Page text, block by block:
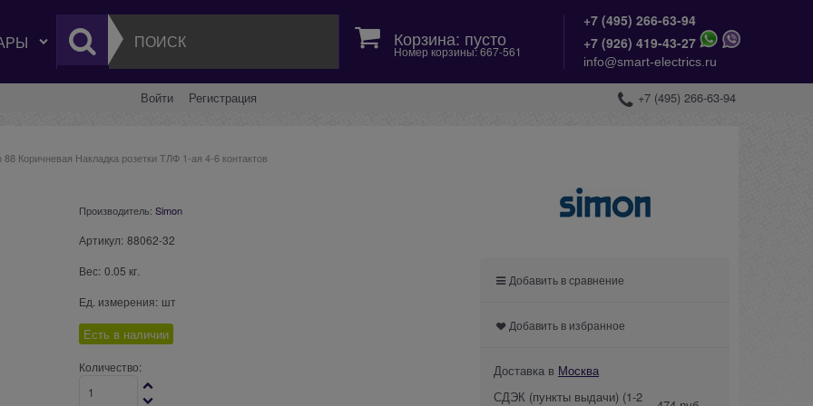
Корзина: пусто
Номер корзины: 667-561
+7 (495) 266-63-94
+7 (926) 419-43-27
info@smart-electrics.ru
Войти Регистрация +7 (495) 266-63-94
88 Коричневая Накладка розетки ТЛФ 1-ая 4-6 контактов
Производитель: Simon
Артикул: 88062-32
Вес: 0.05 кг.
Ед. измерения: шт
Есть в наличии
Количество:
Добавить в сравнение
Добавить в избранное
Доставка в Москва
СДЭК (пункты выдачи) (1-2